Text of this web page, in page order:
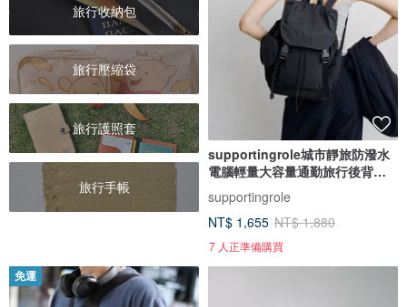
旅行收納包
旅行壓縮袋
旅行護照套
旅行手帳
supportingrole城市靜旅防潑水
電腦輕量大容量通勤旅行後背包
supportingrole
NT$ 1,655 NT$ 1,880
7 人正準備購買
免運